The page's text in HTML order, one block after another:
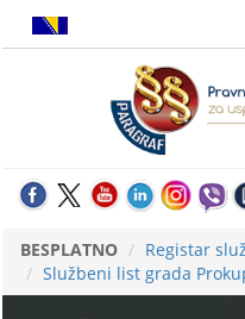
BESPLATNO
Registar
Službeni list grada